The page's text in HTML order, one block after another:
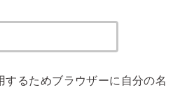
するためブラウザーに自分の名